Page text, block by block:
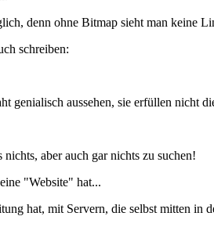
denn ohne Bitmap sieht man keine
schreiben:
genialisch aussehen, sie erfüllen nicht
aber auch gar nichts zu suchen!
"Website" hat...
hat, mit Servern, die selbst mitten in